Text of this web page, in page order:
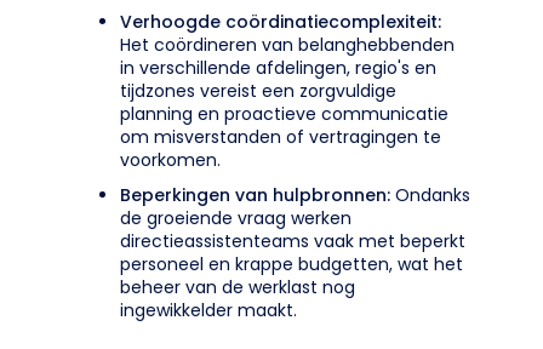
Verhoogde coördinatiecomplexiteit:
Het coördineren van belanghebbenden
in verschillende afdelingen, regio's en
tijdzones vereist een zorgvuldige
planning en proactieve communicatie
om misverstanden of vertragingen te
voorkomen.
Beperkingen van hulpbronnen: Ondanks
de groeiende vraag werken
directieassistenteams vaak met beperkt
personeel en krappe budgetten, wat het
beheer van de werklast nog
ingewikkelder maakt.